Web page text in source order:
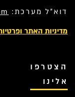
דוא”ל מערכת:
מדיניות האתר
הצטרפו
אלינו